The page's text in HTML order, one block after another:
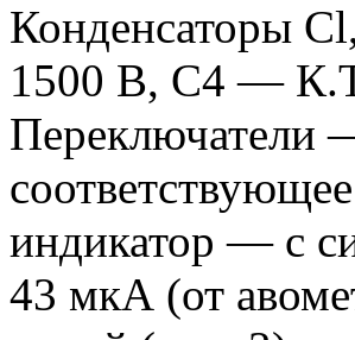
Конденсаторы
1500 В, С4 —
Переключатели
индикатор — с
43 мкА (от